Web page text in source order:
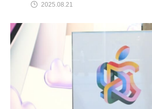
2025.08.21